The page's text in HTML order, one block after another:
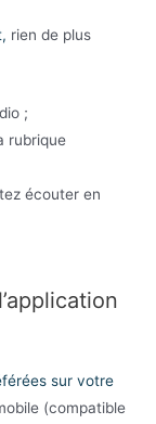
rien de plus
;
rubrique
écouter en
sur votre
(compatible